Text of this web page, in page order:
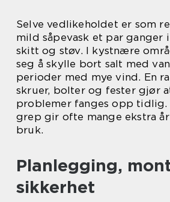
Selve vedlikeholdet er som
mild såpevask et par ganger
skitt og støv. I kystnære
seg å skylle bort salt med
perioder med mye vind. En
skruer, bolter og fester gjør
problemer fanges opp tidlig.
grep gir ofte mange ekstra
bruk.
Planlegging,
sikkerhet